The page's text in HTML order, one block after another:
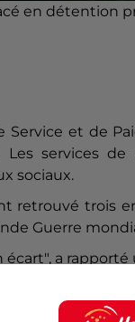
en détention
et de
services de
sociaux.
retrouvé trois
Guerre
a
recherches